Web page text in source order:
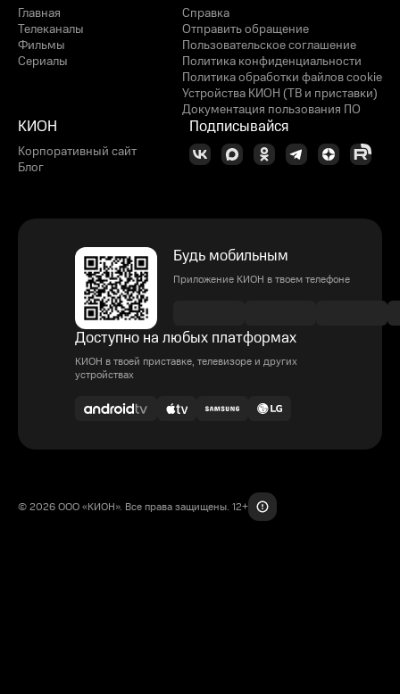
Главная
Телеканалы
Фильмы
Сериалы
Справка
Отправить обращение
Пользовательское соглашение
Политика конфиденциальности
Политика обработки файлов cookie
Устройства КИОН (ТВ и приставки)
Документация пользования ПО
КИОН
Корпоративный сайт
Блог
Подписывайся
Будь мобильным
Приложение КИОН в твоем телефоне
Доступно на любых платформах
КИОН в твоей приставке, телевизоре и других
устройствах
© 2026 ООО «КИОН». Все права защищены. 12+